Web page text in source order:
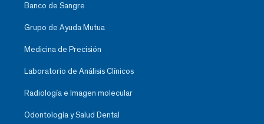
Banco de Sangre
Grupo de Ayuda Mutua
Medicina de Precisión
Laboratorio de Análisis Clínicos
Radiología e Imagen molecular
Odontología y Salud Dental